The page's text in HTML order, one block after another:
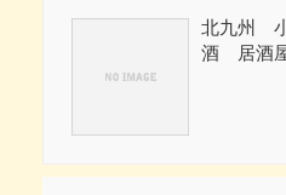
北九州
酒 居酒